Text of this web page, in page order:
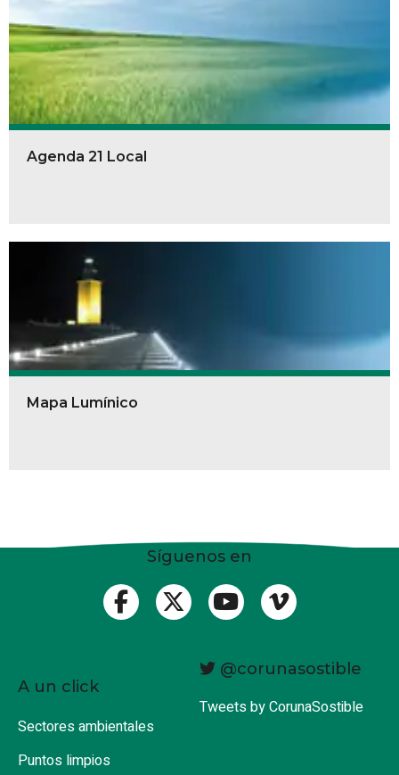
Agenda 21 Local
Mapa Lumínico
Síguenos en
A un click
Sectores ambientales
Puntos limpios
@corunasostible
Tweets by CorunaSostible